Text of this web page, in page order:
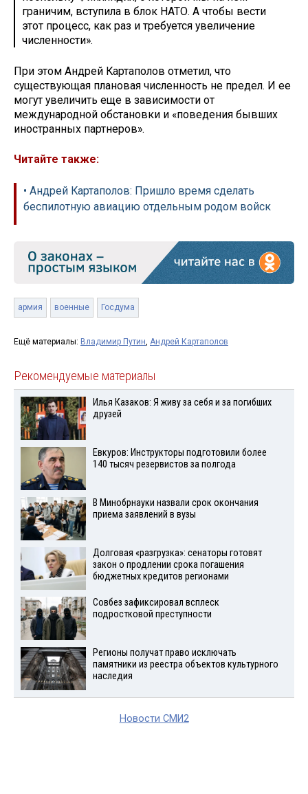
граничим, вступила в блок НАТО. А чтобы вести
этот процесс, как раз и требуется увеличение
численности».
При этом Андрей Картаполов отметил, что
существующая плановая численность не предел. И ее
могут увеличить еще в зависимости от
международной обстановки и «поведения бывших
иностранных партнеров».
Читайте также:
• Андрей Картаполов: Пришло время сделать
беспилотную авиацию отдельным родом войск
армия военные Госдума
Ещё материалы: Владимир Путин, Андрей Картаполов
Рекомендуемые материалы
Илья Казаков: Я живу за себя и за погибших
друзей
Евкуров: Инструкторы подготовили более
140 тысяч резервистов за полгода
В Минобрнауки назвали срок окончания
приема заявлений в вузы
Долговая «разгрузка»: сенаторы готовят
закон о продлении срока погашения
бюджетных кредитов регионами
Совбез зафиксировал всплеск
подростковой преступности
Регионы получат право исключать
памятники из реестра объектов культурного
наследия
Новости СМИ2